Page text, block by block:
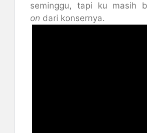
seminggu, tapi ku masih
on dari konsernya.